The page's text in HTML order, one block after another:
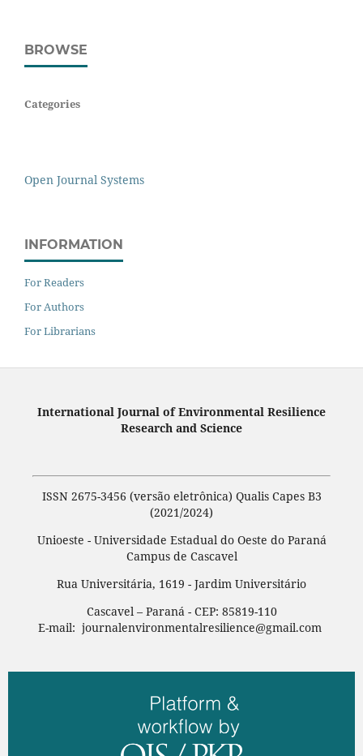
BROWSE
Categories
Open Journal Systems
INFORMATION
For Readers
For Authors
For Librarians
International Journal of Environmental Resilience
Research and Science
ISSN 2675-3456 (versão eletrônica) Qualis Capes B3
(2021/2024)
Unioeste - Universidade Estadual do Oeste do Paraná
Campus de Cascavel
Rua Universitária, 1619 - Jardim Universitário
Cascavel – Paraná - CEP: 85819-110
E-mail: journalenvironmentalresilience@gmail.com